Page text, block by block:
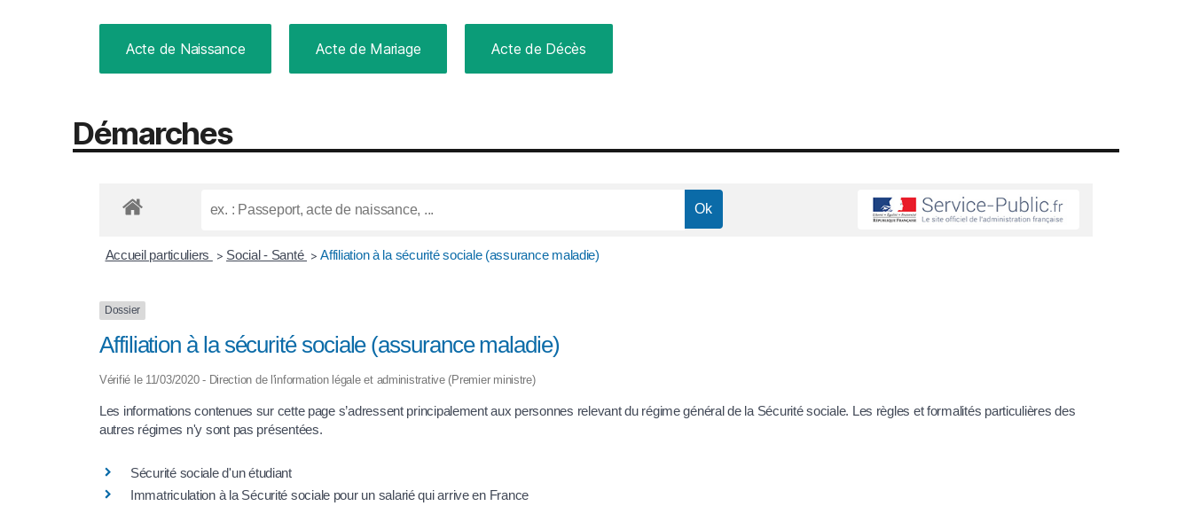
Acte de Naissance Acte de Mariage Acte de Décès
Démarches
Accueil particuliers > Social - Santé > Affiliation à la sécurité sociale (assurance maladie)
Dossier
Affiliation à la sécurité sociale (assurance maladie)
Vérifié le 11/03/2020 - Direction de l'information légale et administrative (Premier ministre)
Les informations contenues sur cette page s’adressent principalement aux personnes relevant du régime général de la Sécurité sociale. Les règles et formalités particulières des
autres régimes n'y sont pas présentées.
Sécurité sociale d'un étudiant
Immatriculation à la Sécurité sociale pour un salarié qui arrive en France